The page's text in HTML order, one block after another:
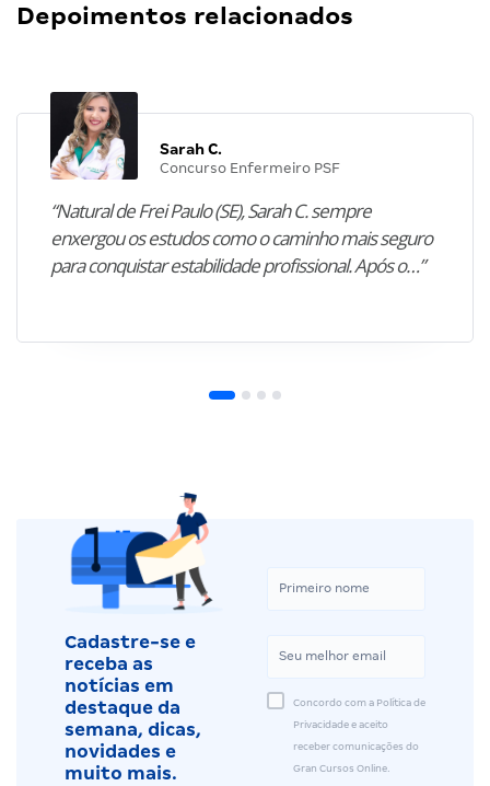
Depoimentos relacionados
Sarah C.
Concurso Enfermeiro PSF
“Natural de Frei Paulo (SE), Sarah C. sempre
enxergou os estudos como o caminho mais seguro
para conquistar estabilidade profissional. Após o…”
Cadastre-se e
receba as
notícias em
destaque da
semana, dicas,
novidades e
muito mais.
Concordo com a Política de
Privacidade e aceito
receber comunicações do
Gran Cursos Online.